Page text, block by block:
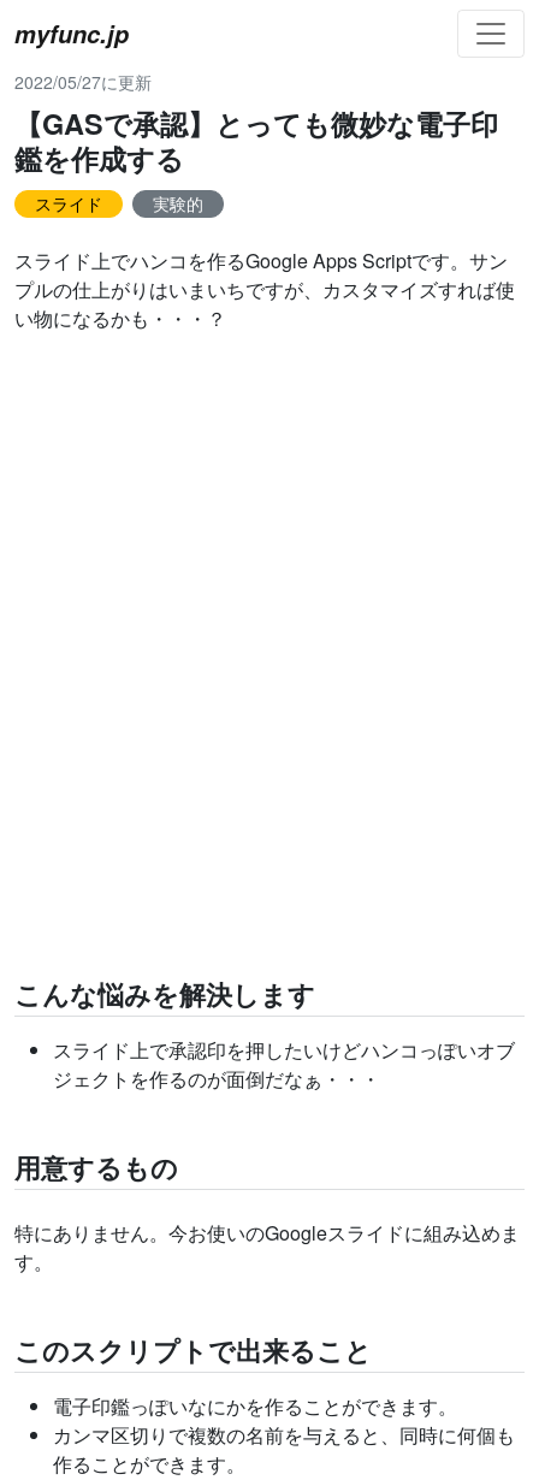
myfunc.jp
2022/05/27に更新
【GASで承認】とっても微妙な電子印
鑑を作成する
スライド 実験的
スライド上でハンコを作るGoogle Apps Scriptです。サン
プルの仕上がりはいまいちですが、カスタマイズすれば使
い物になるかも・・・？
こんな悩みを解決します
スライド上で承認印を押したいけどハンコっぽいオブ
ジェクトを作るのが面倒だなぁ・・・
用意するもの
特にありません。今お使いのGoogleスライドに組み込めま
す。
このスクリプトで出来ること
電子印鑑っぽいなにかを作ることができます。
カンマ区切りで複数の名前を与えると、同時に何個も
作ることができます。